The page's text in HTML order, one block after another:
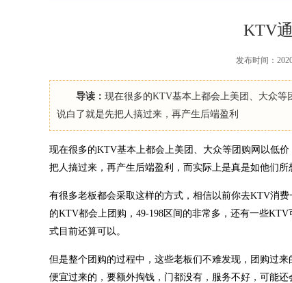
KTV
发布时间：
导读： 现在很多的KTV基本上都会上美团、大众等
说白了就是先把人搞过来，再产生后端盈利
现在很多的KTV基本上都会上美团、大众等团购网以低
把人搞过来，再产生后端盈利，而实际上是真是如他们所
有很多老板都会采取这样的方式，相信以前你去KTV消
的KTV都会上团购，49-198区间的非常多，还有一些
式目前还算可以。
但是整个团购的过程中，这些老板们不难发现，团购过
便宜过来的，要额外掏钱，门都没有，服务不好，可能还